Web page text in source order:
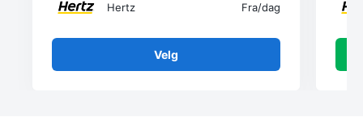
Hertz Fra/dag
Velg